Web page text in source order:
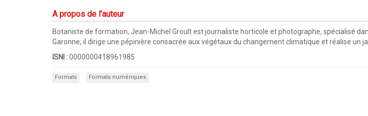
A propos de l'auteur
Botaniste de formation, Jean-Michel Groult est journaliste horticole et photographe, spécialisé
Garonne, il dirige une pépinière consacrée aux végétaux du changement climatique et réalise un
ISNI :0000000418961985
Formats Formats numériques